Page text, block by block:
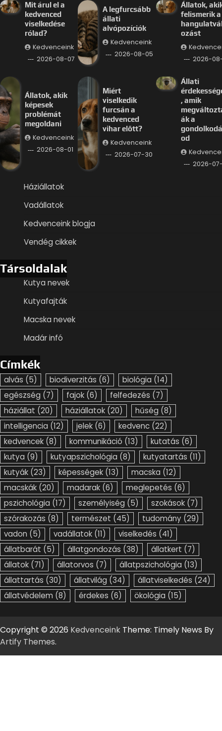
Mit árul el a
kedvenced
viselkedése
rólad?
Kedvenceink
2026-08-07
A legfurcsább
állati
alvópozíciók
Kedvenceink
2026-08-05
Állatok,
felismerik a
ozást
2026-
Állatok, akik
képesek
problémát
megoldani
Kedvenceink
2026-08-01
Miért
viselkedik
furcsán a
kedvenced
vihar előtt?
Kedvenceink
2026-07-30
Állati
, amik
ák a
od
2026-
Háziállatok
Vadállatok
Kedvenceink blogja
Vendég cikkek
Társoldalak
Kutya nevek
Kutyafajták
Macska nevek
Madár infó
Címkék
alvás (5) biodiverzitás (6) biológia (14)
egészség (7) fajok (6) felfedezés (7)
háziállat (20) háziállatok (20) hűség (8)
intelligencia (12) jelek (6) kedvenc (22)
kedvencek (8) kommunikáció (13) kutatás (6)
kutya (9) kutyapszichológia (8) kutyatartás (11)
kutyák (23) képességek (13) macska (12)
macskák (20) madarak (6) meglepetés (6)
pszichológia (17) személyiség (5) szokások (7)
szórakozás (8) természet (45) tudomány (29)
vadon (5) vadállatok (11) viselkedés (41)
állatbarát (5) állatgondozás (38) állatkert (7)
állatok (71) állatorvos (7) állatpszichológia (13)
állattartás (30) állatvilág (34) állatviselkedés (24)
állatvédelem (8) érdekes (6) ökológia (15)
Copyright © 2026 Kedvenceink Theme: Timely News By
Artify Themes.